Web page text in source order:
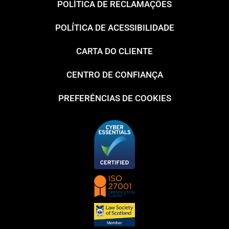
POLÍTICA DE RECLAMAÇÕES
POLÍTICA DE ACESSIBILIDADE
CARTA DO CLIENTE
CENTRO DE CONFIANÇA
PREFERÊNCIAS DE COOKIES